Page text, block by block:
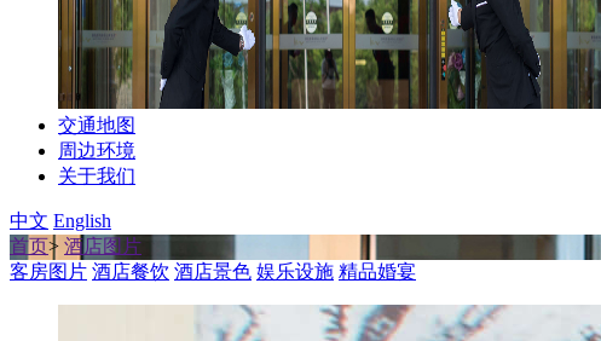
交通地图
周边环境
关于我们
中文 English
首页> 酒店图片
客房图片 酒店餐饮 酒店景色 娱乐设施 精品婚宴